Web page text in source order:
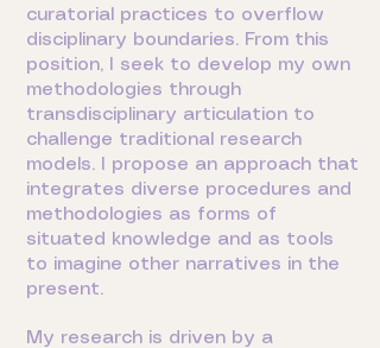
curatorial practices to overflow
disciplinary boundaries. From this
position, I seek to develop my own
methodologies through
transdisciplinary articulation to
challenge traditional research
models. I propose an approach that
integrates diverse procedures and
methodologies as forms of
situated knowledge and as tools
to imagine other narratives in the
present.
My research is driven by a